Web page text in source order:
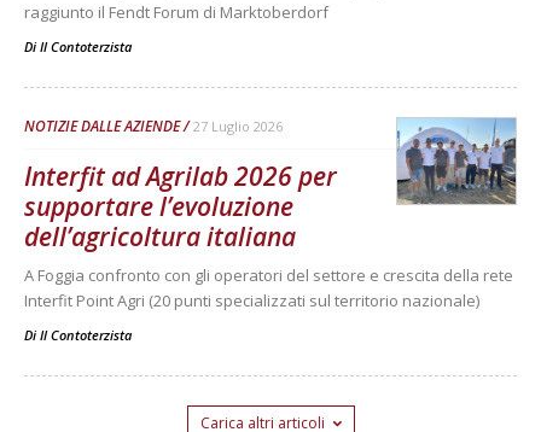
raggiunto il Fendt Forum di Marktoberdorf
Di Il Contoterzista
NOTIZIE DALLE AZIENDE 27 Luglio 2026
Interfit ad Agrilab 2026 per
supportare l’evoluzione
dell’agricoltura italiana
A Foggia confronto con gli operatori del settore e crescita della rete
Interfit Point Agri (20 punti specializzati sul territorio nazionale)
Di Il Contoterzista
Carica altri articoli